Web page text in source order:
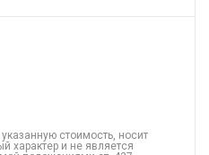
стоимость, носит
характер и не является